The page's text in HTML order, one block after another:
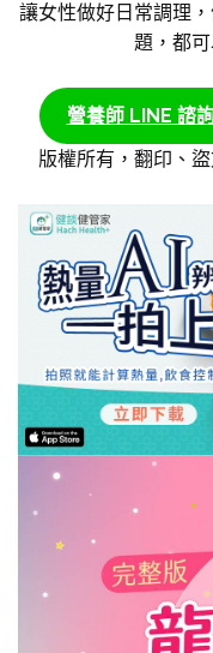
讓女性做好日常調理
題，都
營養師 LINE 諮
版權所有，翻印、